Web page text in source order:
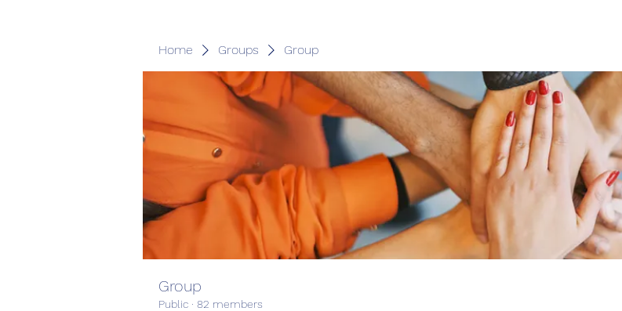
Home Groups Group
Group
Public · 82 members